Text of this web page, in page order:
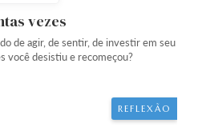
vezes
de agir, de sentir, de investir em seu
você desistiu e recomeçou?
REFLEXÃO